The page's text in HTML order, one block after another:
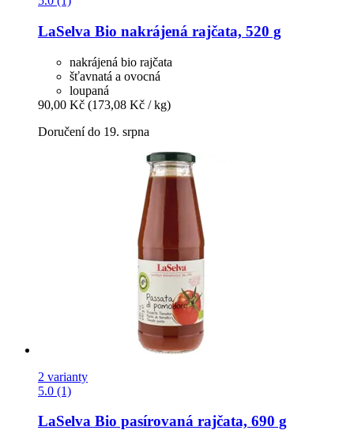
LaSelva Bio nakrájená rajčata, 520 g
nakrájená bio rajčata
šťavnatá a ovocná
loupaná
90,00 Kč (173,08 Kč / kg)
Doručení do 19. srpna
2 varianty
5.0 (1)
LaSelva Bio pasírovaná rajčata, 690 g